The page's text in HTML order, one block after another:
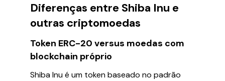
Diferenças entre Shiba Inu e
outras criptomoedas
Token ERC-20 versus moedas com
blockchain próprio
Shiba Inu é um token baseado no padrão